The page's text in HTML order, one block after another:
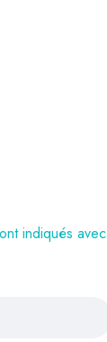
indiqués avec